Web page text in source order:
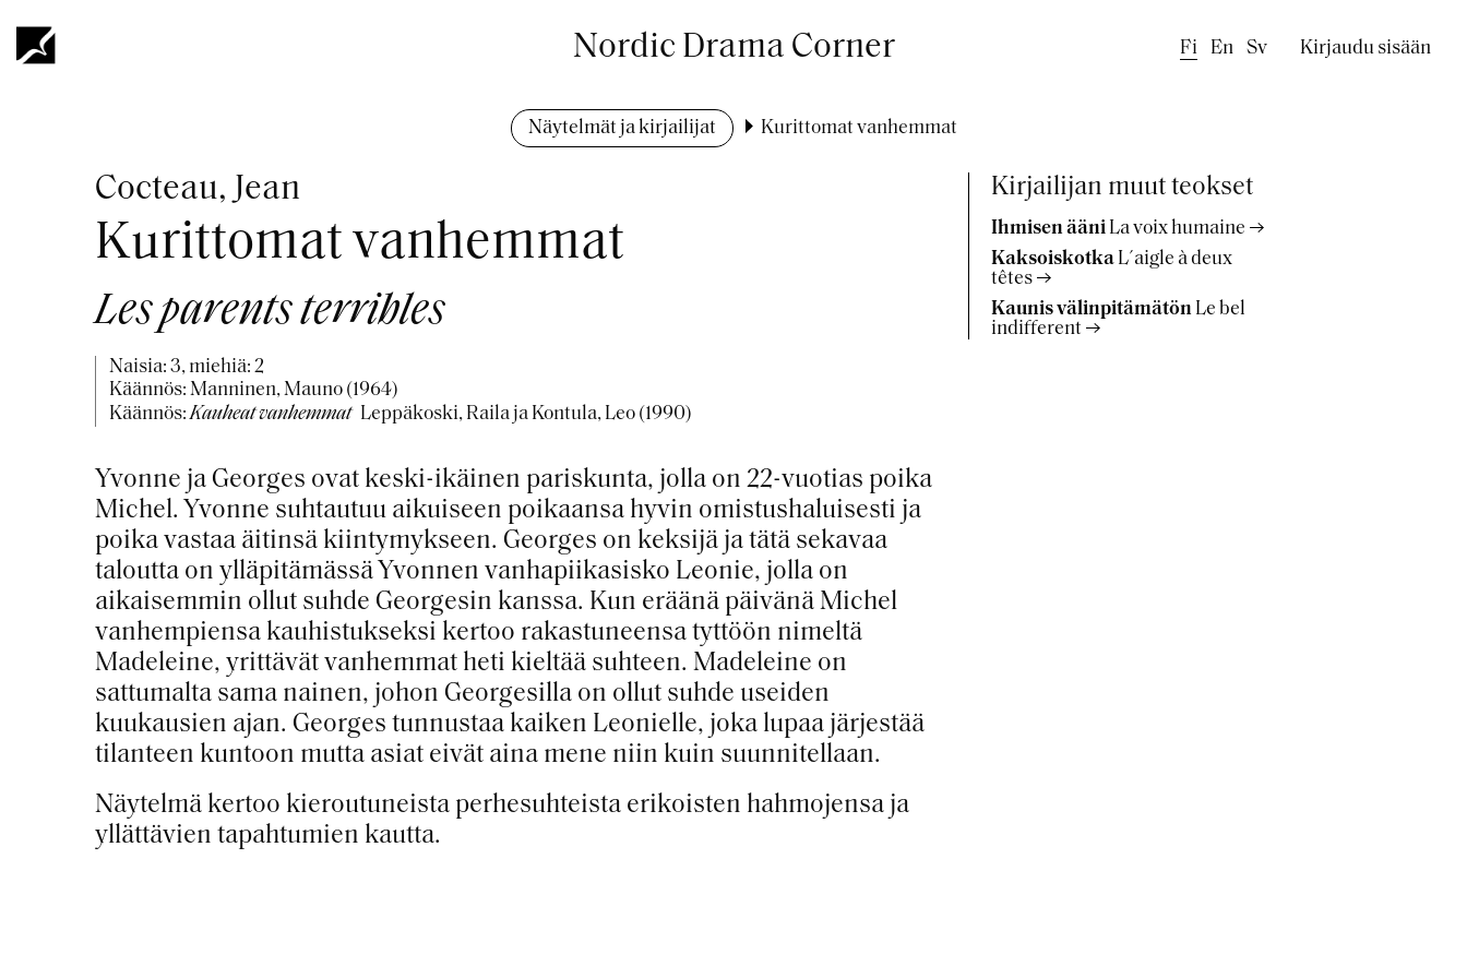
pääsisältöön
Nordic Drama Corner Fi En Sv Kirjaudu sisään
Näytelmät ja kirjailijat Kurittomat vanhemmat
Cocteau, Jean
Kurittomat vanhemmat
Les parents terribles
Naisia: 3, miehiä: 2
Käännös: Manninen, Mauno (1964)
Käännös:Kauheat vanhemmat Leppäkoski, Raila ja Kontula, Leo (1990)
Yvonne ja Georges ovat keski-ikäinen pariskunta, jolla on 22-vuotias poika
Michel. Yvonne suhtautuu aikuiseen poikaansa hyvin omistushaluisesti ja
poika vastaa äitinsä kiintymykseen. Georges on keksijä ja tätä sekavaa
taloutta on ylläpitämässä Yvonnen vanhapiikasisko Leonie, jolla on
aikaisemmin ollut suhde Georgesin kanssa. Kun eräänä päivänä Michel
vanhempiensa kauhistukseksi kertoo rakastuneensa tyttöön nimeltä
Madeleine, yrittävät vanhemmat heti kieltää suhteen. Madeleine on
sattumalta sama nainen, johon Georgesilla on ollut suhde useiden
kuukausien ajan. Georges tunnustaa kaiken Leonielle, joka lupaa järjestää
tilanteen kuntoon mutta asiat eivät aina mene niin kuin suunnitellaan.
Näytelmä kertoo kieroutuneista perhesuhteista erikoisten hahmojensa ja
yllättävien tapahtumien kautta.
Kirjailijan muut teokset
Ihmisen ääni La voix humaine
Kaksoiskotka L´aigle à deux
têtes
Kaunis välinpitämätön Le bel
indifferent